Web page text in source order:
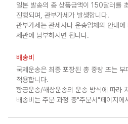
일본 발송의 총 상품금액이 150달러를
진행되며, 관부가세가 발생합니다.
관부가세는 관세사나 운송업체의 안내
세관에 납부하시면 됩니다.
배송비
국제운송은 최종 포장된 총 중량 또는 부
적용합니다.
항공운송/해상운송의 운송 방식에 따라
배송비는 주문 과정 중"주문서"페이지에